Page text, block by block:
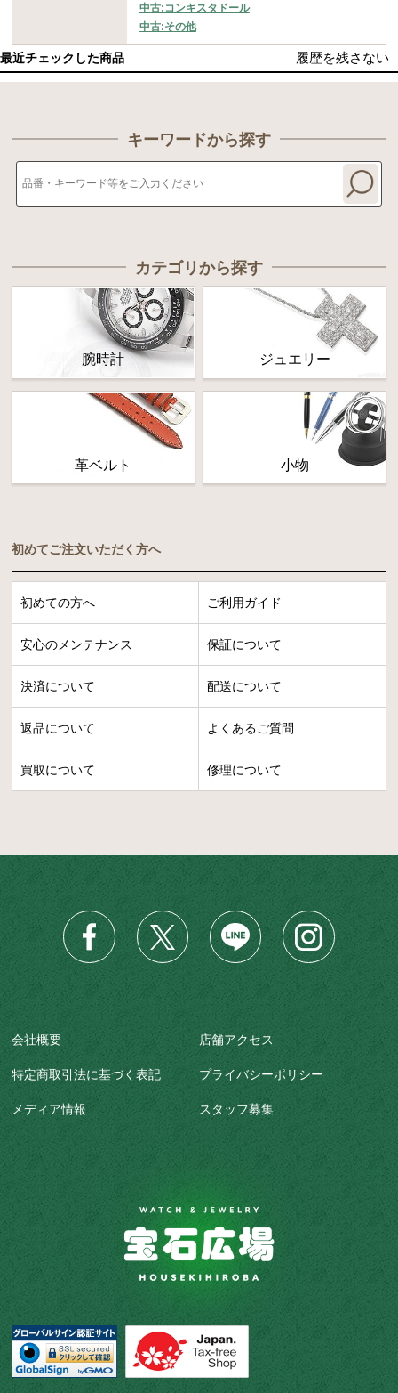
中古:コンキスタドール
中古:その他
最近チェックした商品 履歴を残さない
キーワードから探す
カテゴリから探す
腕時計 ジュエリー
革ベルト 小物
初めてご注文いただく方へ
初めての方へ ご利用ガイド
安心のメンテナンス 保証について
決済について 配送について
返品について よくあるご質問
買取について 修理について
会社概要 店舗アクセス
特定商取引法に基づく表記 プライバシーポリシー
メディア情報 スタッフ募集